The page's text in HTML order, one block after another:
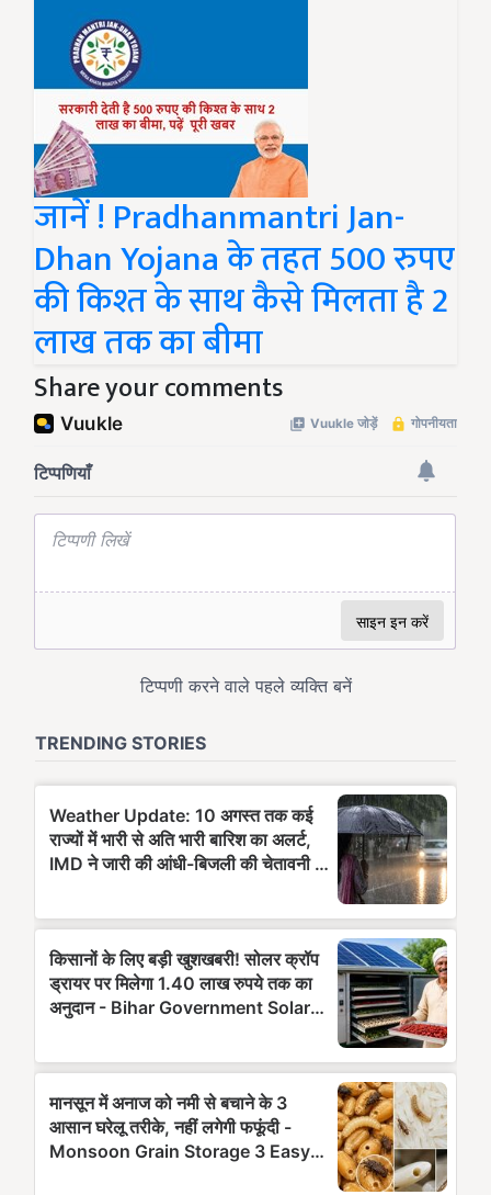
जानें ! Pradhanmantri Jan-
Dhan Yojana के तहत 500 रुपए
की किश्त के साथ कैसे मिलता है 2
लाख तक का बीमा
Share your comments